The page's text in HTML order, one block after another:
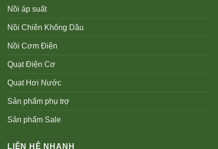
Nồi áp suất
Nồi Chiên Không Dầu
Nồi Cơm Điện
Quạt Điện Cơ
Quạt Hơi Nước
Sản phẩm phụ trợ
Sản phẩm Sale
LIÊN HỆ NHANH